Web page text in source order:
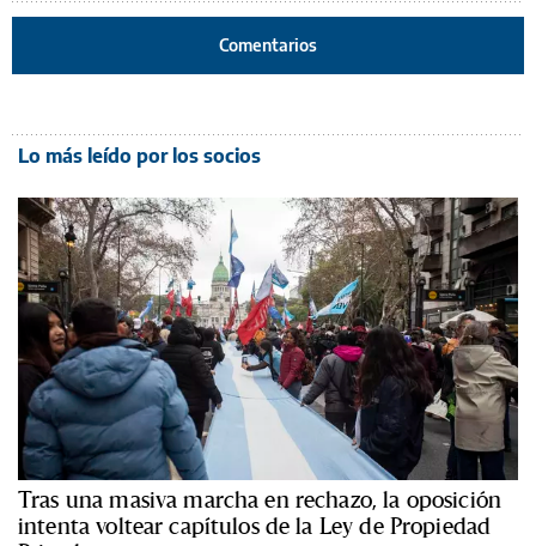
Comentarios
Lo más leído por los socios
Tras una masiva marcha en rechazo, la oposición
intenta voltear capítulos de la Ley de Propiedad